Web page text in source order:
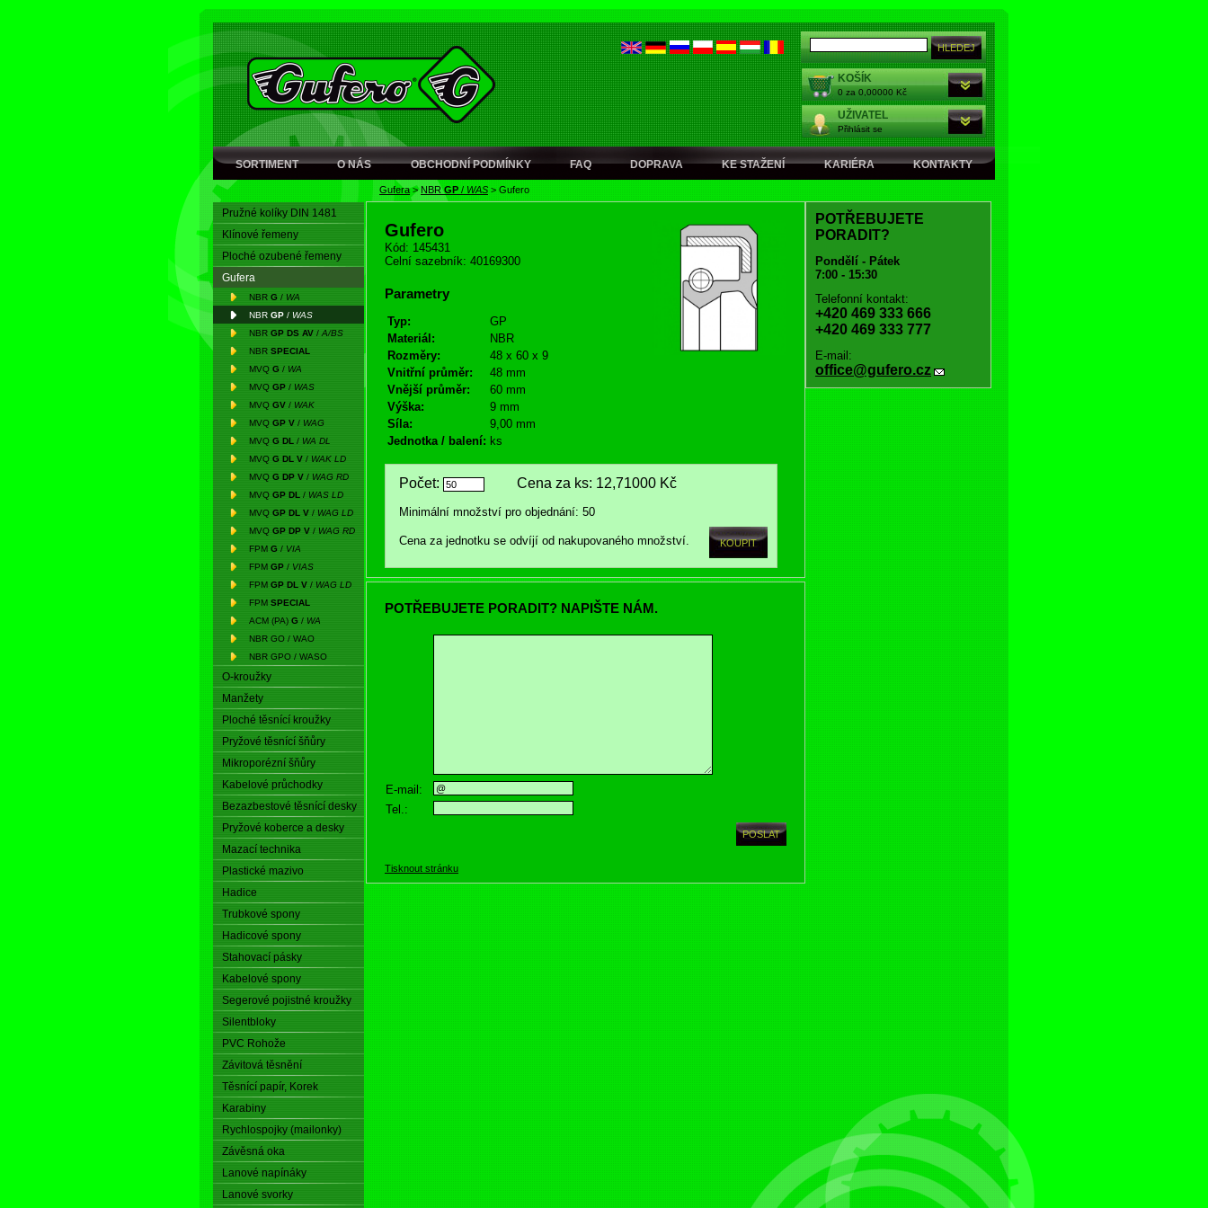
KOŠÍK
0 za 0,00000 Kč
UŽIVATEL
Přihlásit se
SORTIMENT O NÁS OBCHODNÍ PODMÍNKY FAQ DOPRAVA KE STAŽENÍ KARIÉRA KONTAKTY
Gufera> NBRGP / WAS > Gufero
Pružné kolíky DIN 1481
Klínové řemeny
Ploché ozubené řemeny
Gufera
NBR G / WA
NBR GP / WAS
NBR GP DS AV / A/BS
NBR SPECIAL
MVQ G / WA
MVQ GP / WAS
MVQ GV / WAK
MVQ GP V / WAG
MVQ G DL / WA DL
MVQ G DL V / WAK LD
MVQ G DP V / WAG RD
MVQ GP DL / WAS LD
MVQ GP DL V / WAG LD
MVQ GP DP V / WAG RD
FPM G / VIA
FPM GP / VIAS
FPM GP DL V / WAG LD
FPM SPECIAL
ACM (PA) G / WA
NBR GO / WAO
NBR GPO / WASO
O-kroužky
Manžety
Ploché těsnící kroužky
Pryžové těsnící šňůry
Mikroporézní šňůry
Kabelové průchodky
Bezazbestové těsnící desky
Pryžové koberce a desky
Mazací technika
Plastické mazivo
Hadice
Trubkové spony
Hadicové spony
Stahovací pásky
Kabelové spony
Segerové pojistné kroužky
Silentbloky
PVC Rohože
Závitová těsnění
Těsnící papír, Korek
Karabiny
Rychlospojky (mailonky)
Závěsná oka
Lanové napínáky
Lanové svorky
Gufero
Kód: 145431
Celní sazebník: 40169300
Parametry
Typ:
GP
Materiál:
NBR
Rozměry:
48 x 60 x 9
Vnitřní průměr:
48 mm
Vnější průměr:
60 mm
Výška:
9 mm
Síla:
9,00 mm
Jednotka / balení: ks
Počet: Cena za ks: 12,71000 Kč
Minimální množství pro objednání: 50
Cena za jednotku se odvíjí od nakupovaného množství.
POTŘEBUJETE PORADIT? NAPIŠTE NÁM.
E-mail:
Tel.:
Tisknout stránku
POTŘEBUJETE
PORADIT?
Pondělí - Pátek
7:00 - 15:30
Telefonní kontakt:
+420 469 333 666
+420 469 333 777
E-mail:
office@gufero.cz